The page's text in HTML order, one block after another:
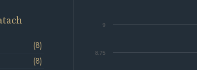
8.75
9
(8)
(8)